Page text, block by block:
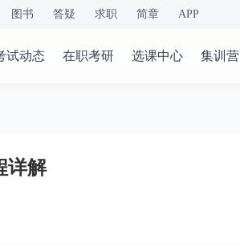
图书 答疑 求职 简章 APP
试动态 在职考研 选课中心 集训营
详解